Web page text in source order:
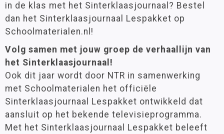
in de klas met het Sinterklaasjournaal? Bestel
dan het Sinterklaasjournaal Lespakket op
Schoolmaterialen.nl!
Volg samen met jouw groep de verhaallijn van
het Sinterklaasjournaal!
Ook dit jaar wordt door NTR in samenwerking
met Schoolmaterialen het officiële
Sinterklaasjournaal Lespakket ontwikkeld dat
aansluit op het bekende televisieprogramma.
Met het Sinterklaasjournaal Lespakket beleeft